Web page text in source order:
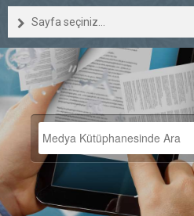
Sayfa seçiniz...